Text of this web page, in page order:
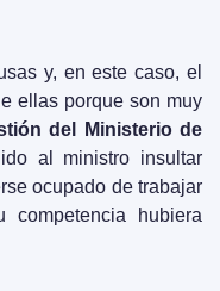
y, en este caso, el
ellas porque son muy
del Ministerio de
al ministro insultar
ocupado de trabajar
hubiera